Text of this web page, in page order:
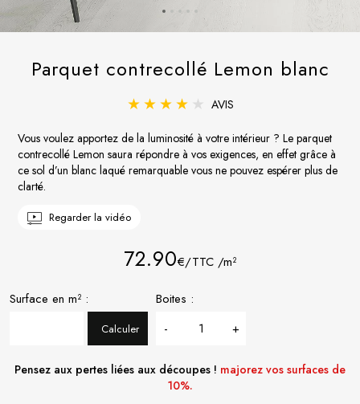
Parquet contrecollé Lemon blanc
AVIS
Vous voulez apportez de la luminosité à votre intérieur ? Le parquet
contrecollé Lemon saura répondre à vos exigences, en effet grâce à
ce sol d’un blanc laqué remarquable vous ne pouvez espérer plus de
clarté.
Regarder la vidéo
72.90€/TTC /m²
Surface en m² :
Calculer
Boites :
-
+
Pensez aux pertes liées aux découpes ! majorez vos surfaces de
10%.